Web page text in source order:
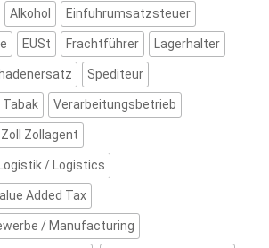
Alkohol Einfuhrumsatzsteuer
EUSt Frachtführer Lagerhalter
Spediteur
Tabak Verarbeitungsbetrieb
Zollagent
Logistik / Logistics
Added Tax
/ Manufacturing